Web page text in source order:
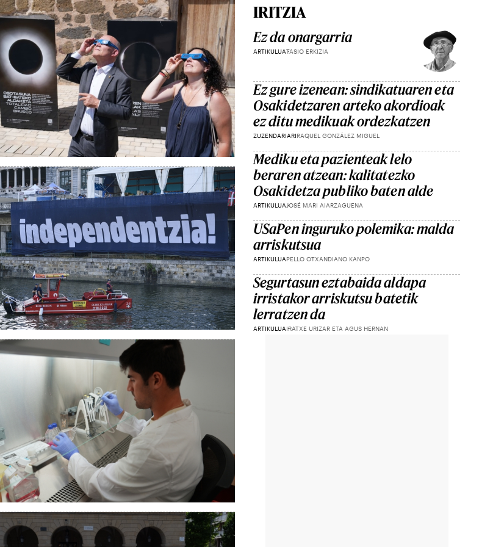
IRITZIA
Ez da onargarria
ARTIKULUATASIO ERKIZIA
Ez gure izenean: sindikatuaren eta
Osakidetzaren arteko akordioak
ez ditu medikuak ordezkatzen
ZUZENDARIARIRAQUEL GONZÁLEZ MIGUEL
Mediku eta pazienteak lelo
beraren atzean: kalitatezko
Osakidetza publiko baten alde
ARTIKULUA JOSÉ MARI AIARZAGUENA
USaPen inguruko polemika: malda
arriskutsua
ARTIKULUAPELLO OTXANDIANO KANPO
Segurtasun eztabaida aldapa
irristakor arriskutsu batetik
lerratzen da
ARTIKULUAIRATXE URIZAR ETA AGUS HERNAN